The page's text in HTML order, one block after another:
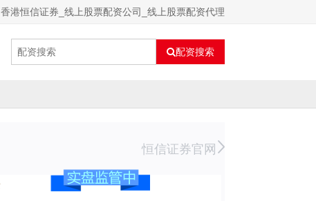
香港恒信证券_线上股票配资公司_线上股票配资代理
配资搜索
恒信证券官网